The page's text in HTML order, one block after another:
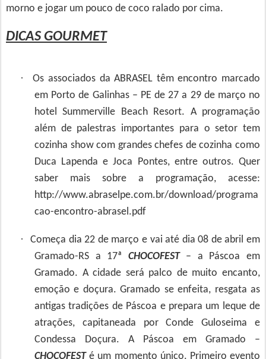
morno e jogar um pouco de coco ralado por cima.
DICAS GOURMET
·
Os associados da ABRASEL têm encontro marcado
em Porto de Galinhas – PE de 27 a 29 de março no
hotel Summerville Beach Resort. A programação
além de palestras importantes para o setor tem
cozinha show com grandes chefes de cozinha como
Duca Lapenda e Joca Pontes, entre outros. Quer
saber mais sobre a programação, acesse:
http://www.abraselpe.com.br/download/programa
cao-encontro-abrasel.pdf
·
Começa dia 22 de março e vai até dia 08 de abril em
Gramado-RS a 17ª CHOCOFEST– a Páscoa em
Gramado. A cidade será palco de muito encanto,
emoção e doçura. Gramado se enfeita, resgata as
antigas tradições de Páscoa e prepara um leque de
atrações, capitaneada por Conde Guloseima e
Condessa Doçura. A Páscoa em Gramado –
CHOCOFESTé um momento único. Primeiro evento